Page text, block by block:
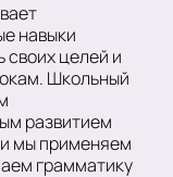
навыки
своих целей и
Школьный
развитием
мы применяем
грамматику